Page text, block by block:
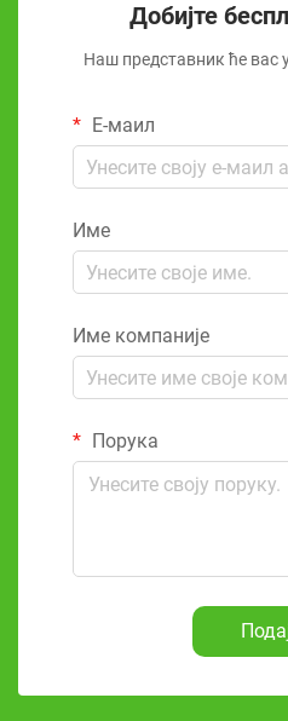
Добијте
Наш представник ће вас
Е-маил
Име
Име компаније
Порука